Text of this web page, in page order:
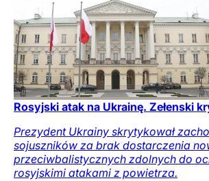
Rosyjski atak na Ukrainę. Zełenski
Prezydent Ukrainy skrytykował
sojuszników za brak dostarczenia
przeciwbalistycznych zdolnych do
rosyjskimi atakami z powietrza.